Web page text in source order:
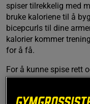
spiser tilrekkelig med
bruke kaloriene til å
bicepcurls til dine
kalorier kommer
for å få.
For å kunne spise rett
sine måltider for